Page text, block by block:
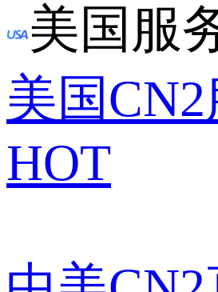
美国服
美国
HOT